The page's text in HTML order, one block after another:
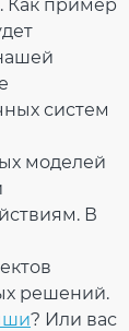
+
Как пример
систем
моделей
В
решений.
? Или вас